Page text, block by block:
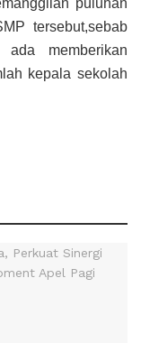
puluhan
tersebut,sebab
memberikan
kepala sekolah